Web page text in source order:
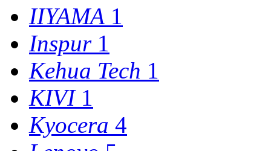
IIYAMA 1
Inspur 1
Kehua Tech 1
KIVI 1
Kyocera 4